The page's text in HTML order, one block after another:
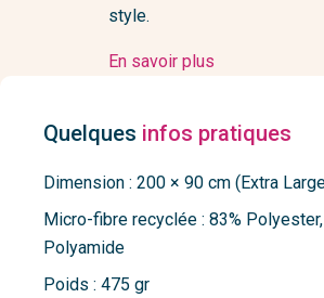
style.
En savoir plus
Quelques infos pratiques
Dimension : 200 × 90 cm (Extra
Micro-fibre recyclée : 83%
Polyamide
Poids : 475 gr